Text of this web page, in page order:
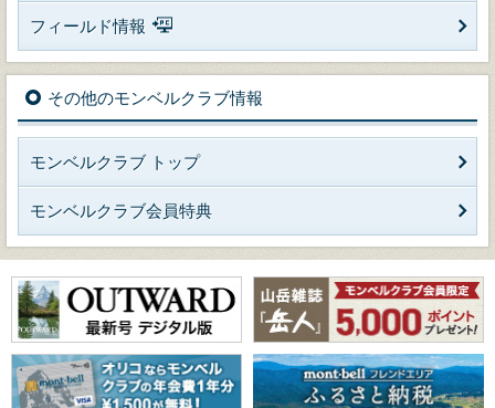
フィールド情報
その他のモンベルクラブ情報
モンベルクラブ トップ
モンベルクラブ会員特典